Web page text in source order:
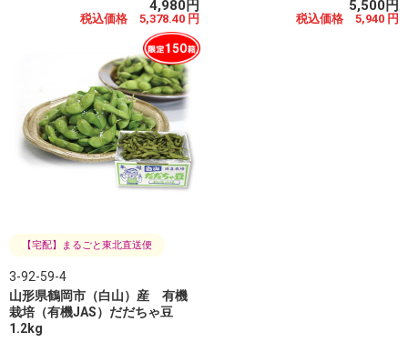
4,980円
税込価格 5,378.40 円
5,500円
税込価格 5,940 円
【宅配】まるごと東北直送便
3-92-59-4
山形県鶴岡市（白山）産 有機
栽培（有機JAS）だだちゃ豆
1.2kg